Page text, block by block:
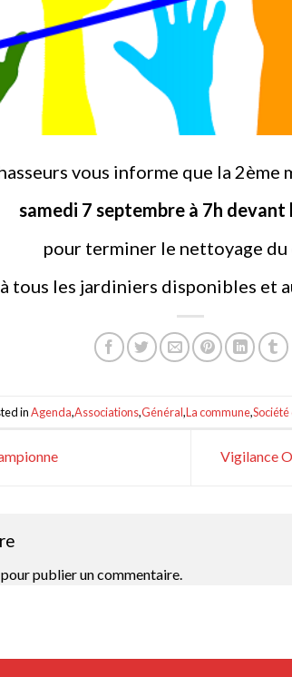
vous informe que la
samedi 7 septembre à 7h devant
pour terminer le nettoyage du
tous les jardiniers disponibles et
inAgenda,Associations,Général,La commune,
Vigilance
publier un commentaire.